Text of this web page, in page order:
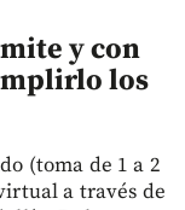
y con
los
(toma de 1 a 2
a través de